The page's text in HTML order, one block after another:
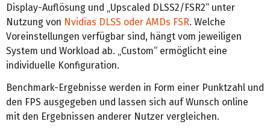
Display-Auflösung und „Upscaled DLSS2/FSR2“ unter
Nutzung von Nvidias DLSS oder AMDs FSR. Welche
Voreinstellungen verfügbar sind, hängt vom jeweiligen
System und Workload ab. „Custom“ ermöglicht eine
individuelle Konfiguration.
Benchmark-Ergebnisse werden in Form einer Punktzahl und
den FPS ausgegeben und lassen sich auf Wunsch online
mit den Ergebnissen anderer Nutzer vergleichen.